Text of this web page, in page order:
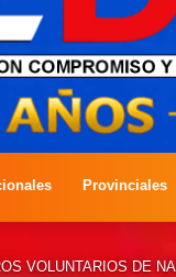
Provinciales
VOLUNTARIOS DE